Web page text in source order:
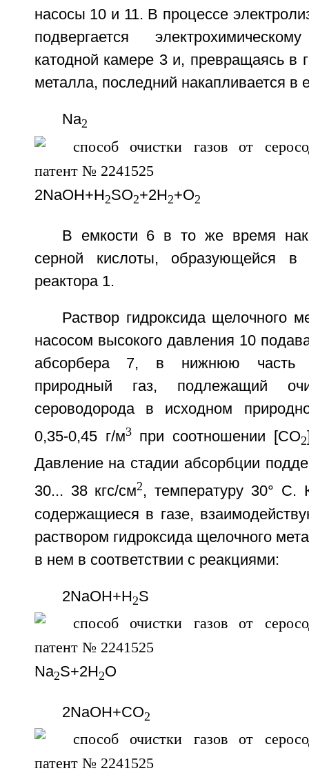
насосы 10 и 11. В процессе
подвергается
катодной камере 3 и, превращаясь в
металла, последний накапливается в
Na2
2NaOH+Н2SO2+2Н2+O2
В емкости 6 в то же время
серной кислоты, образующейся
реактора 1.
Раствор гидроксида щелочного
насосом высокого давления 10
абсорбера 7, в нижнюю часть
природный газ, подлежащий
сероводорода в исходном
0,35-0,45 г/м3при соотношении [СO2
Давление на стадии абсорбции
30... 38 кгс/см2, температуру 30° С.
содержащиеся в газе,
раствором гидроксида щелочного
в нем в соответствии с реакциями:
2NaOH+H2S
Na2S+2H2O
2NaOH+СO2